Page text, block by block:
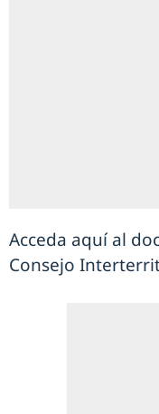
Acceda aquí al
Consejo